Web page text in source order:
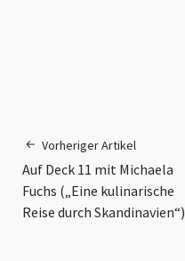
Vorheriger Artikel
Auf Deck 11 mit Michaela
Fuchs („Eine kulinarische
Reise durch Skandinavien“)